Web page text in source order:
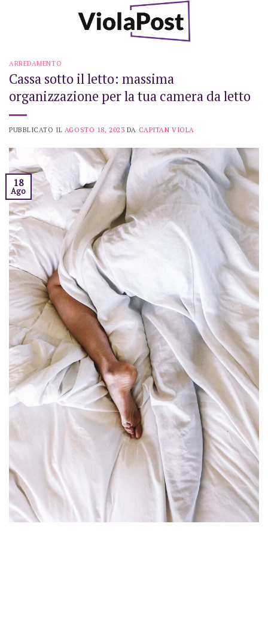
ARREDAMENTO
Cassa sotto il letto: massima
organizzazione per la tua camera da letto
PUBBLICATO IL AGOSTO 18, 2023 DA CAPITAN VIOLA
18
Ago